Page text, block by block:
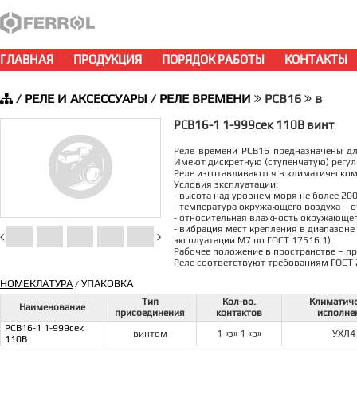
ГЛАВНАЯ ПРОДУКЦИЯ ПОРЯДОК РАБОТЫ КОНТАКТЫ
/ РЕЛЕ И АКСЕССУАРЫ / РЕЛЕ ВРЕМЕНИ РСВ16 в
РСВ16-1 1-999сек 110В винт
Реле времени РСВ16 предназначены
Имеют дискретную (ступенчатую)
Реле изготавливаются в
Условия эксплуатации:
- высота над уровнем моря не более
- температура окружающего воздуха –
- относительная влажность
- вибрация мест крепления в
эксплуатации М7 по ГОСТ 17516.1).
Рабочее положение в пространстве –
Реле соответствуют требованиям
НОМЕКЛАТУРА/ УПАКОВКА
Наименование
Тип
присоединения
Кол-во.
контактов
РСВ16-1 1-999сек
110В
винтом 1 «з» 1 «р» УХЛ4